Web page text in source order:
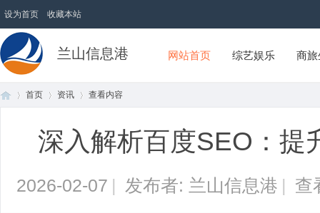
设为首页 收藏本站
兰山信息港 网站首页 综艺娱乐 商
首页 资讯 查看内容
深入解析百度SEO：提
2026-02-07 | 发布者: 兰山信息港 | 查